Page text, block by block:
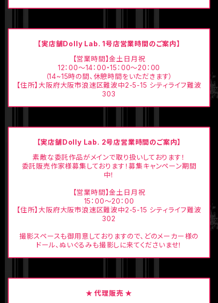
【実店舗Dolly Lab. 1号店営業時間のご案内】
【営業時間】金土日月祝
12：00〜14：00・15：00〜20：00
（14~15時の間、休憩時間をいただきます）
【住所】大阪府大阪市浪速区難波中2-5-15 シティライフ難波
303
【実店舗Dolly Lab. 2号店営業時間のご案内】
素敵な委託作品がメインで取り扱いしております！
委託販売作家様募集しております！募集キャンペーン期間
中！
【営業時間】金土日月祝
15：00〜20：00
【住所】大阪府大阪市浪速区難波中2-5-15 シティライフ難波
302
撮影スペースも御用意しておりますので、どのメーカー様の
ドール、ぬいぐるみも撮影しに来てくださいませ！
★ 代理販売 ★